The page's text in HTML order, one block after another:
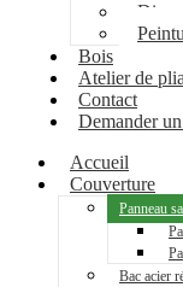
Bois
Atelier de
Contact
Demander
Accueil
Couverture
Panneau
Bac acier